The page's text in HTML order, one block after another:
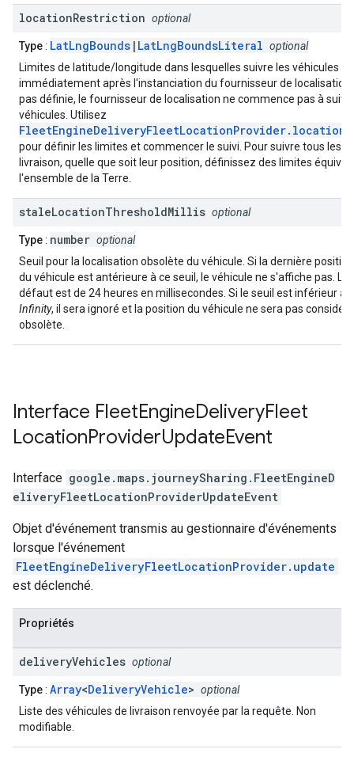
locationRestriction optional
Type: LatLngBounds | LatLngBoundsLiteral optional
Limites de latitude/longitude dans lesquelles suivre les véhicules
immédiatement après l'instanciation du fournisseur de localisation.
pas définie, le fournisseur de localisation ne commence pas à
véhicules. Utilisez
pour définir les limites et commencer le suivi. Pour suivre tous les
livraison, quelle que soit leur position, définissez des limites
l'ensemble de la Terre.
staleLocationThresholdMillis optional
Type: number optional
Seuil pour la localisation obsolète du véhicule. Si la dernière
du véhicule est antérieure à ce seuil, le véhicule ne s'affiche pas. La
défaut est de 24 heures en millisecondes. Si le seuil est inférieur à
Infinity, il sera ignoré et la position du véhicule ne sera pas
obsolète.
Interface FleetEngineDeliveryFleet
LocationProviderUpdateEvent
Interface google.maps.journeySharing . FleetEngineD
eliveryFleetLocationProviderUpdateEvent
Objet d'événement transmis au gestionnaire d'événements
lorsque l'événement
FleetEngineDeliveryFleetLocationProvider.update
est déclenché.
Propriétés
deliveryVehicles optional
Type: Array<DeliveryVehicle> optional
Liste des véhicules de livraison renvoyée par la requête. Non
modifiable.